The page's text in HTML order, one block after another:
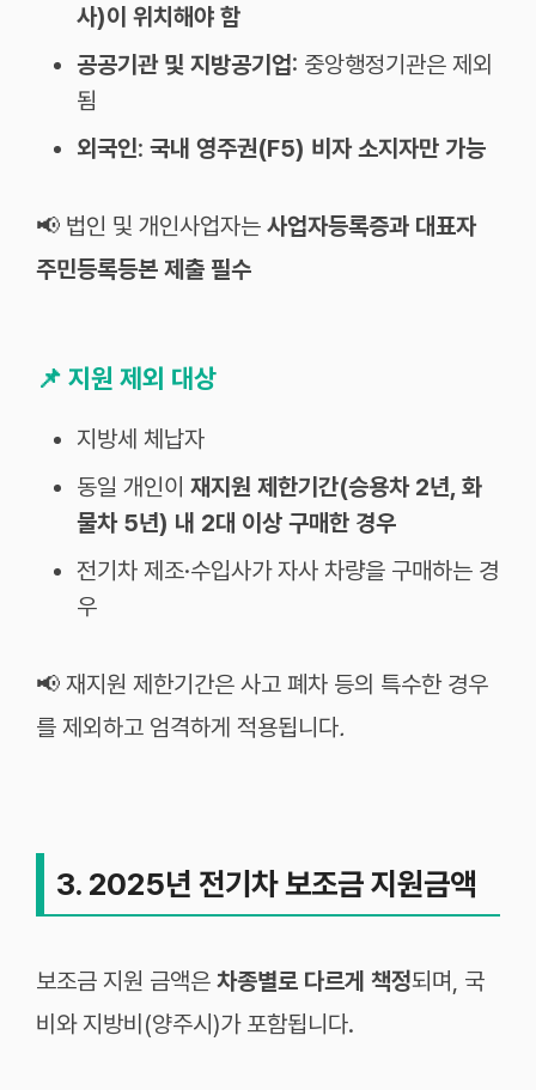
사)이 위치해야 함
공공기관 및 지방공기업: 중앙행정기관은 제외
됨
외국인: 국내 영주권(F5) 비자 소지자만 가능
📢 법인 및 개인사업자는 사업자등록증과 대표자
주민등록등본 제출 필수
📌 지원 제외 대상
지방세 체납자
동일 개인이 재지원 제한기간(승용차 2년, 화
물차 5년) 내 2대 이상 구매한 경우
전기차 제조·수입사가 자사 차량을 구매하는 경
우
📢 재지원 제한기간은 사고 폐차 등의 특수한 경우
를 제외하고 엄격하게 적용됩니다.
3. 2025년 전기차 보조금 지원금액
보조금 지원 금액은 차종별로 다르게 책정되며, 국
비와 지방비(양주시)가 포함됩니다.